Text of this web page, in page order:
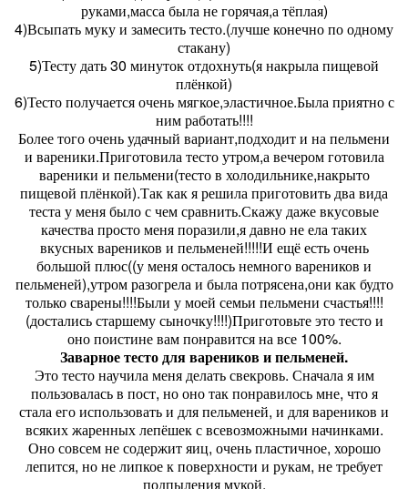
руками,масса была не горячая,а тёплая)
4)Всыпать муку и замесить тесто.(лучше конечно по одному
стакану)
5)Тесту дать 30 минуток отдохнуть(я накрыла пищевой
плёнкой)
6)Тесто получается очень мягкое,эластичное.Была приятно с
ним работать!!!!
Более того очень удачный вариант,подходит и на пельмени
и вареники.Приготовила тесто утром,а вечером готовила
вареники и пельмени(тесто в холодильнике,накрыто
пищевой плёнкой).Так как я решила приготовить два вида
теста у меня было с чем сравнить.Скажу даже вкусовые
качества просто меня поразили,я давно не ела таких
вкусных вареников и пельменей!!!!!И ещё есть очень
большой плюс((у меня осталось немного вареников и
пельменей),утром разогрела и была потрясена,они как будто
только сварены!!!!Были у моей семьи пельмени счастья!!!!
(достались старшему сыночку!!!!)Приготовьте это тесто и
оно поистине вам понравится на все 100%.
Заварное тесто для вареников и пельменей.
Это тесто научила меня делать свекровь. Сначала я им
пользовалась в пост, но оно так понравилось мне, что я
стала его использовать и для пельменей, и для вареников и
всяких жаренных лепёшек с всевозможными начинками.
Оно совсем не содержит яиц, очень пластичное, хорошо
лепится, но не липкое к поверхности и рукам, не требует
подпыления мукой.